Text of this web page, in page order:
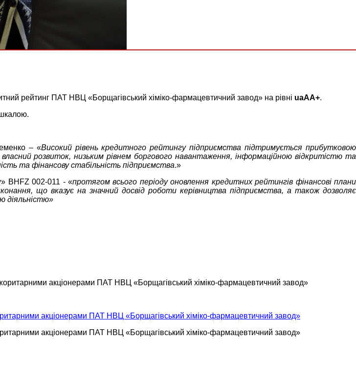
рейтинг ПАТ НВЦ «Борщагівський хіміко-фармацевтичний завод» на рівні uaAA+.
– «Високий рівень кредитного рейтингу підприємства підтримується прибутковою
розвиток, низьким рівнем боргового навантаження, інформаційною відкритістю та
та фінансову стабільність підприємства.»
BHFZ 002-011 - «протягом всього періоду оновлення кредитних рейтингів фінансові плани
що вказує на значний досвід роботи керівництва підприємства, а також дозволяє
діяльністю»
акціонерами ПАТ НВЦ «Борщагівський хіміко-фармацевтичний завод»
акціонерами ПАТ НВЦ «Борщагівський хіміко-фармацевтичний завод»